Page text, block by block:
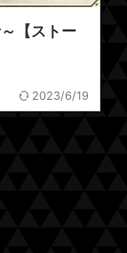
【ストー
2023/6/19